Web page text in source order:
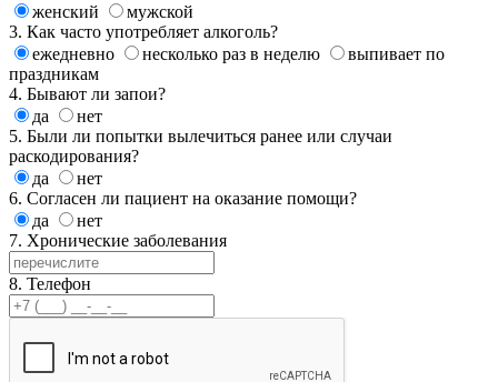
женский
мужской
3. Как часто употребляет алкоголь?
ежедневно
несколько раз в неделю
выпивает по
праздникам
4. Бывают ли запои?
да
нет
5. Были ли попытки вылечиться ранее или случаи
раскодирования?
да
нет
6. Согласен ли пациент на оказание помощи?
да
нет
7. Хронические заболевания
8. Телефон